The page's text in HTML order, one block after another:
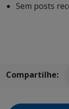
Sem posts
Compartilhe: